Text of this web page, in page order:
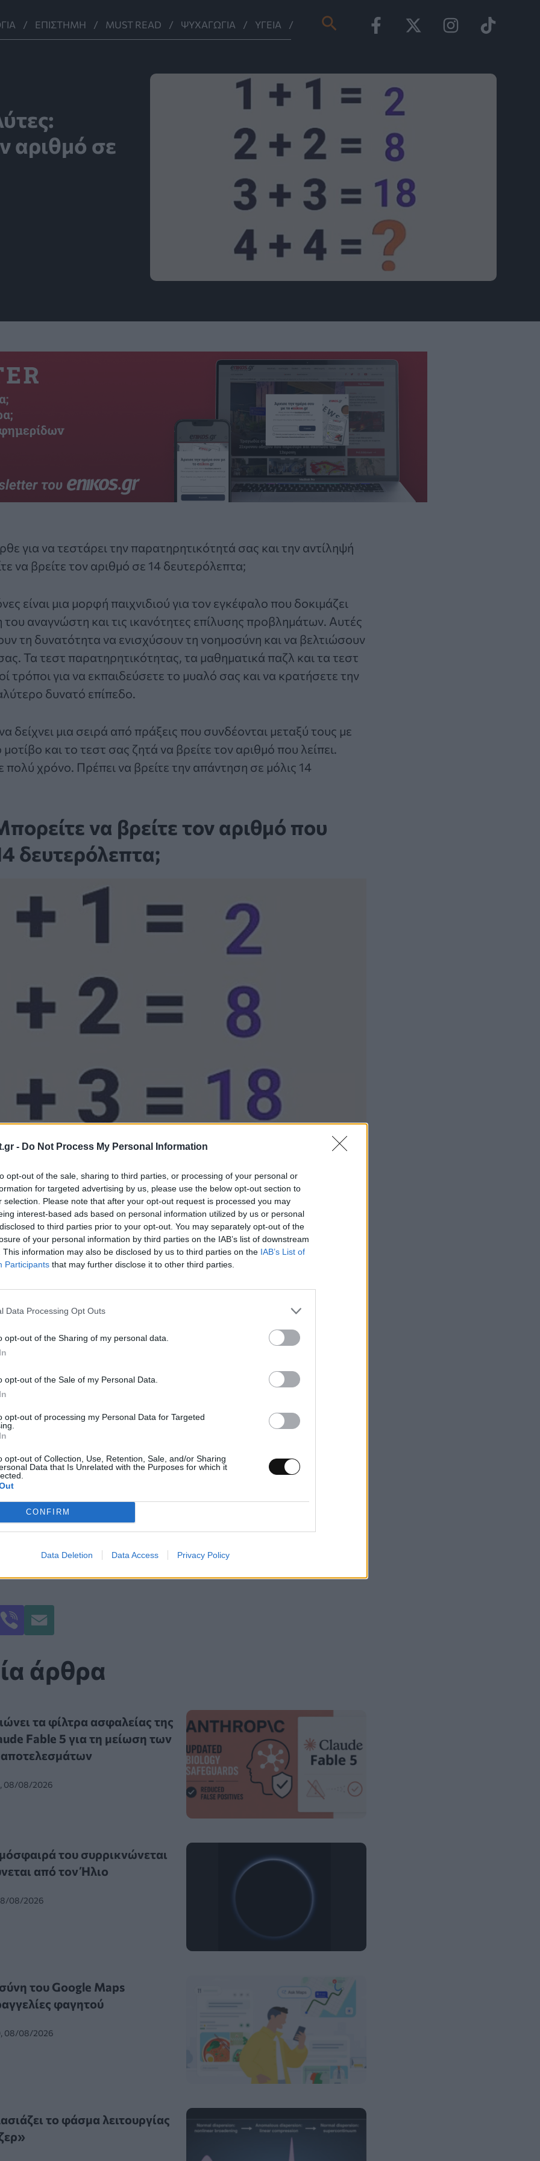
- Do Not Process My Personal Information
opt-out of the sale, sharing to third parties, or processing of your personal or
for targeted advertising by us, please use the below opt-out section to
selection. Please note that after your opt-out request is processed you may
interest-based ads based on personal information utilized by us or personal
to third parties prior to your opt-out. You may separately opt-out of the
of your personal information by third parties on the IAB’s list of downstream
This information may also be disclosed by us to third parties on the IAB’s List of
Participants that may further disclose it to other third parties.
Data Processing Opt Outs
opt-out of the Sharing of my personal data.
opt-out of the Sale of my Personal Data.
opt-out of processing my Personal Data for Targeted
opt-out of Collection, Use, Retention, Sale, and/or Sharing
Data that Is Unrelated with the Purposes for which it
CONFIRM
Data Deletion Data Access Privacy Policy
ΕΠΙΣΤΉΜΗ MUST READ ΨΥΧΑΓΩΓΊΑ ΥΓΕΊΑ Αναζήτηση
αριθμό σε
για να τεστάρει την παρατηρητικότητά σας και την αντίληψή
να βρείτε τον αριθμό σε 14 δευτερόλεπτα;
είναι μια μορφή παιχνιδιού για τον εγκέφαλο που δοκιμάζει
του αναγνώστη και τις ικανότητες επίλυσης προβλημάτων. Αυτές
τη δυνατότητα να ενισχύσουν τη νοημοσύνη και να βελτιώσουν
Τα τεστ παρατηρητικότητας, τα μαθηματικά παζλ και τα τεστ
τρόποι για να εκπαιδεύσετε το μυαλό σας και να κρατήσετε την
δυνατό επίπεδο.
δείχνει μια σειρά από πράξεις που συνδέονται μεταξύ τους με
και το τεστ σας ζητά να βρείτε τον αριθμό που λείπει.
χρόνο. Πρέπει να βρείτε την απάντηση σε μόλις 14
να βρείτε τον αριθμό που
δευτερόλεπτα;
Εικόνα: (X/@Brainy_Bits_Hub
IQ
οι αριθμοί στα δεξιά πρέπει να προσθέσουμε ακόμη μία πράξη.
+ 1) x 1 = 2 x 1 = 2
(3 + 3) x 3 = 6 x 3 = 18
άρθρα
τα φίλτρα ασφαλείας της
Fable 5 για τη μείωση των
08/08/2026
του συρρικνώνεται
από τον Ήλιο
08/2026
του Google Maps
φαγητού
08/08/2026
το φάσμα λειτουργίας